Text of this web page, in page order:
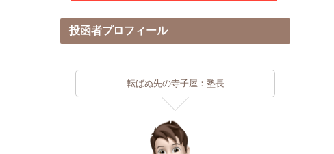
投函者プロフィール
転ばぬ先の寺子屋：塾長